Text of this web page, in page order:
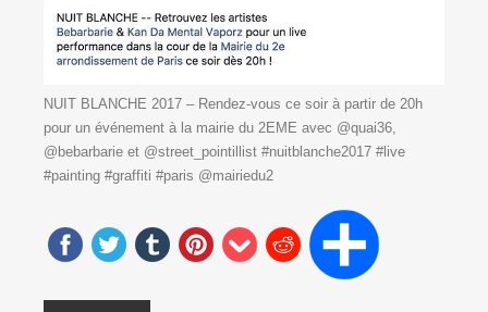
NUIT BLANCHE 2017 – Rendez-vous ce soir à partir de 20h
pour un événement à la mairie du 2EME avec @quai36,
@bebarbarie et @street_pointillist #nuitblanche2017 #live
#painting #graffiti #paris @mairiedu2